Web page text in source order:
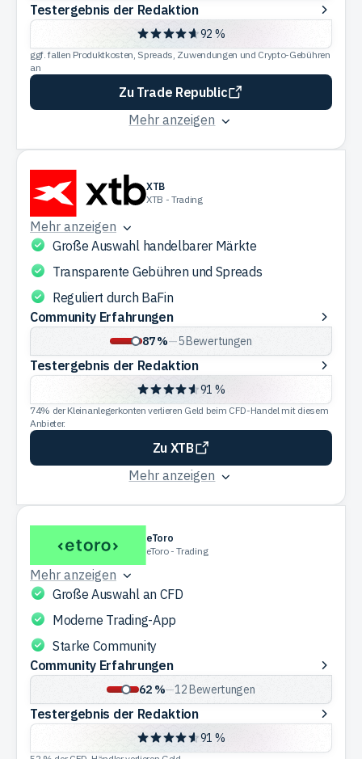
Testergebnis
der
Redaktion
Testergebnis der Redaktion
92 %
ggf. fallen Produktkosten, Spreads, Zuwendungen und Crypto-Gebühren
an
Zu Trade Republic
Mehr anzeigen
XTB
XTB - Trading
Mehr anzeigen
Große Auswahl handelbarer Märkte
Transparente Gebühren und Spreads
Reguliert durch BaFin
Community
Erfahrungen
Community Erfahrungen
87 %—5Bewertungen
Testergebnis
der
Redaktion
Testergebnis der Redaktion
91 %
74% der Kleinanlegerkonten verlieren Geld beim CFD-Handel mit diesem
Anbieter.
Zu XTB
Mehr anzeigen
eToro
eToro - Trading
Mehr anzeigen
Große Auswahl an CFD
Moderne Trading-App
Starke Community
Community
Erfahrungen
Community Erfahrungen
62 %—12Bewertungen
Testergebnis
der
Redaktion
Testergebnis der Redaktion
91 %